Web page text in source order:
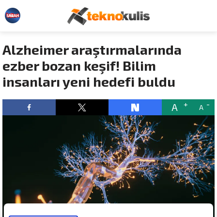
Alzheimer araştırmalarında
ezber bozan keşif! Bilim
insanları yeni hedefi buldu
A A